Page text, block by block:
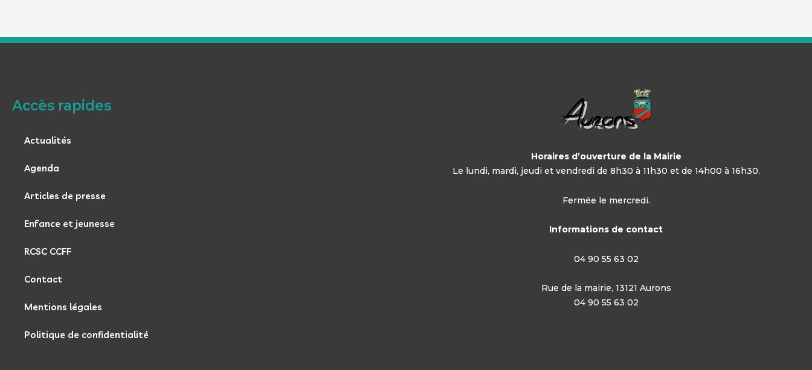
Accès rapides
Actualités
Agenda
Articles de presse
Enfance et jeunesse
RCSC CCFF
Contact
Mentions légales
Politique de confidentialité
Horaires d’ouverture de la Mairie
Le lundi, mardi, jeudi et vendredi de 8h30 à 11h30 et de 14h00 à 16h30.
Fermée le mercredi.
Informations de contact
04 90 55 63 02
Rue de la mairie, 13121 Aurons
04 90 55 63 02